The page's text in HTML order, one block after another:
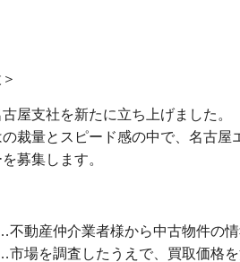
屋支社を新たに立ち上げました。
裁量とスピード感の中で、名古屋
募集します。
不動産仲介業者様から中古物件の
市場を調査したうえで、買取価格を